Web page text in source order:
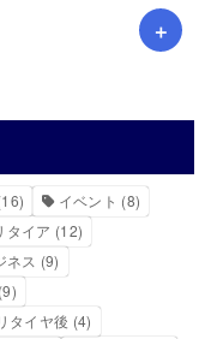
イベント (8)
タイア (12)
ネス (9)
(9)
リタイヤ後 (4)